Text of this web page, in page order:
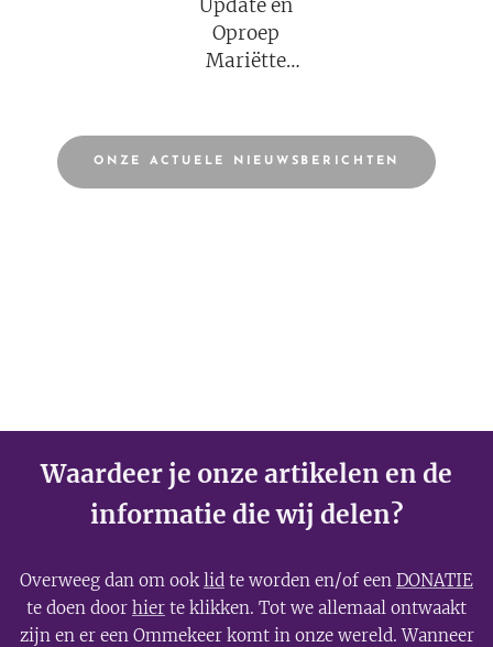
Update en
Oproep
Mariëtte
2026
ONZE ACTUELE NIEUWSBERICHTEN
Waardeer je onze artikelen en de
informatie die wij delen?
Overweeg dan om ooklid te worden en/of een DONATIE
te doen door hier te klikken. Tot we allemaal ontwaakt
zijn en er een Ommekeer komt in onze wereld. Wanneer